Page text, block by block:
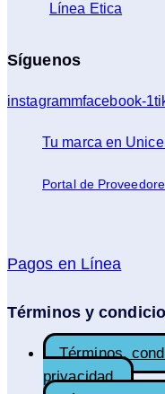
Línea Etica
Síguenos
instagrammfacebook-1
Tu marca en
Portal de
Pagos en Línea
Términos y
Términos,
privacidad.